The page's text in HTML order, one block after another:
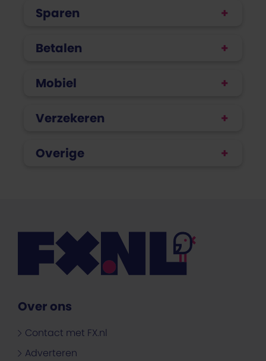
Sparen
Betalen
Mobiel
Verzekeren
Overige
Over ons
Contact met FX.nl
Adverteren